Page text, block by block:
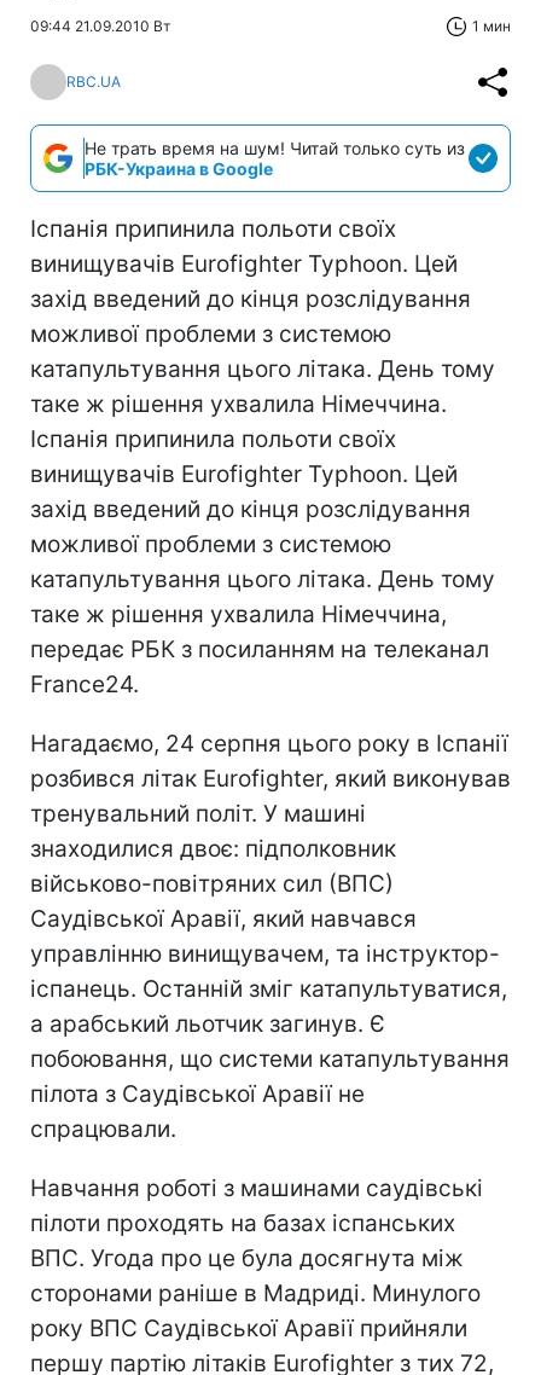
09:44 21.09.2010 Вт 1 мин
RBC.UA
Не трать время на шум! Читай только суть из
РБК-Украина в Google
Іспанія припинила польоти своїх
винищувачів Eurofighter Typhoon. Цей
захід введений до кінця розслідування
можливої проблеми з системою
катапультування цього літака. День тому
таке ж рішення ухвалила Німеччина.
Іспанія припинила польоти своїх
винищувачів Eurofighter Typhoon. Цей
захід введений до кінця розслідування
можливої проблеми з системою
катапультування цього літака. День тому
таке ж рішення ухвалила Німеччина,
передає РБК з посиланням на телеканал
France24.
Нагадаємо, 24 серпня цього року в Іспанії
розбився літак Eurofighter, який виконував
тренувальний політ. У машині
знаходилися двоє: підполковник
військово-повітряних сил (ВПС)
Саудівської Аравії, який навчався
управлінню винищувачем, та інструктор-
іспанець. Останній зміг катапультуватися,
а арабський льотчик загинув. Є
побоювання, що системи катапультування
пілота з Саудівської Аравії не
спрацювали.
Навчання роботі з машинами саудівські
пілоти проходять на базах іспанських
ВПС. Угода про це була досягнута між
сторонами раніше в Мадриді. Минулого
року ВПС Саудівської Аравії прийняли
першу партію літаків Eurofighter з тих 72,